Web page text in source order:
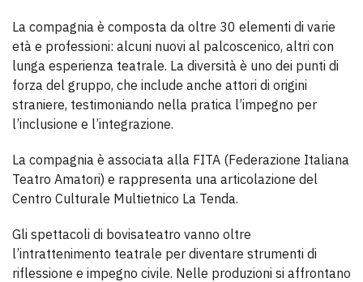
La compagnia è composta da oltre 30 elementi di varie
età e professioni: alcuni nuovi al palcoscenico, altri con
lunga esperienza teatrale. La diversità è uno dei punti di
forza del gruppo, che include anche attori di origini
straniere, testimoniando nella pratica l’impegno per
l’inclusione e l’integrazione.
La compagnia è associata alla FITA (Federazione Italiana
Teatro Amatori) e rappresenta una articolazione del
Centro Culturale Multietnico La Tenda.
Gli spettacoli di bovisateatro vanno oltre
l’intrattenimento teatrale per diventare strumenti di
riflessione e impegno civile. Nelle produzioni si affrontano